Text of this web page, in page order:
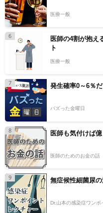
医療一般
6
医師の4割が抱え
ト
医療一般
7 発生確率0～6％
バズった金曜日
8 医師も気付けば
医師のためのお金の話
9 無症候性細菌尿
Dr.山本の感染症ワンポ